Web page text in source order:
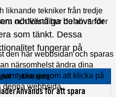
liknande tekniker från tredje
och förstå hur du använder
den här webbsidan och sparas
närsomhelst ändra dina
genom att klicka på
denna webbsida.
nödvändiga behövs för
som tänkt. Dessa
fungerar på
Beskrivning
Används för att spara